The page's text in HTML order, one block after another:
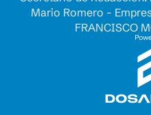
Mario Romero -
FRANCISCO